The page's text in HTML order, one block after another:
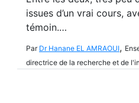
issues d’un vrai cours,
témoin.…
Par Dr Hanane EL AMRAOUI,
directrice de la recherche et de